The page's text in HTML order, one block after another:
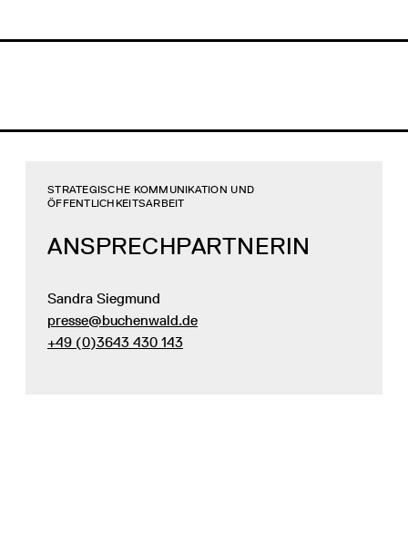
ANSPRECHPARTNERIN
STRATEGISCHE KOMMUNIKATION UND
ÖFFENTLICHKEITSARBEIT
Sandra Siegmund
presse@buchenwald.de
+49 (0)3643 430 143